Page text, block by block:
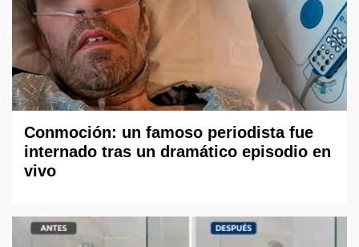
Conmoción: un famoso periodista fue
internado tras un dramático episodio en
vivo